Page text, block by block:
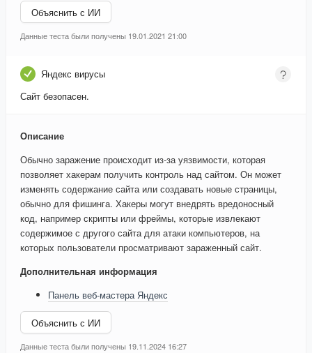
Объяснить с ИИ
Данные теста были получены 19.01.2021 21:00
Яндекс вирусы
Сайт безопасен.
Описание
Обычно заражение происходит из-за уязвимости, которая
позволяет хакерам получить контроль над сайтом. Он может
изменять содержание сайта или создавать новые страницы,
обычно для фишинга. Хакеры могут внедрять вредоносный
код, например скрипты или фреймы, которые извлекают
содержимое с другого сайта для атаки компьютеров, на
которых пользователи просматривают зараженный сайт.
Дополнительная информация
Панель веб-мастера Яндекс
Объяснить с ИИ
Данные теста были получены 19.11.2024 16:27